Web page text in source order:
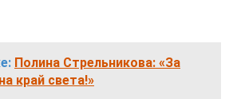
Полина Стрельникова: «За
край света!»